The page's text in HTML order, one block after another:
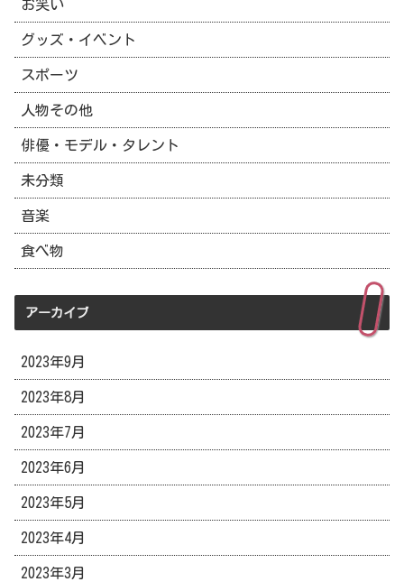
お笑い
グッズ・イベント
スポーツ
人物その他
俳優・モデル・タレント
未分類
音楽
食べ物
アーカイブ
2023年9月
2023年8月
2023年7月
2023年6月
2023年5月
2023年4月
2023年3月